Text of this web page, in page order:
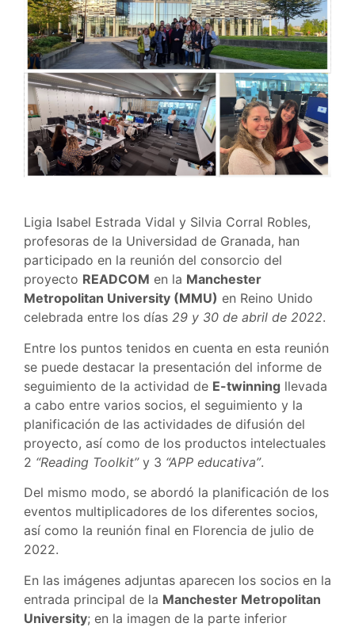
Ligia Isabel Estrada Vidal y Silvia Corral Robles,
profesoras de la Universidad de Granada, han
participado en la reunión del consorcio del
proyecto READCOM en la Manchester
Metropolitan University (MMU) en Reino Unido
celebrada entre los días 29 y 30 de abril de 2022.
Entre los puntos tenidos en cuenta en esta reunión
se puede destacar la presentación del informe de
seguimiento de la actividad de E-twinning llevada
a cabo entre varios socios, el seguimiento y la
planificación de las actividades de difusión del
proyecto, así como de los productos intelectuales
2 “Reading Toolkit”y 3 “APP educativa”.
Del mismo modo, se abordó la planificación de los
eventos multiplicadores de los diferentes socios,
así como la reunión final en Florencia de julio de
2022.
En las imágenes adjuntas aparecen los socios en la
entrada principal de la Manchester Metropolitan
University; en la imagen de la parte inferior